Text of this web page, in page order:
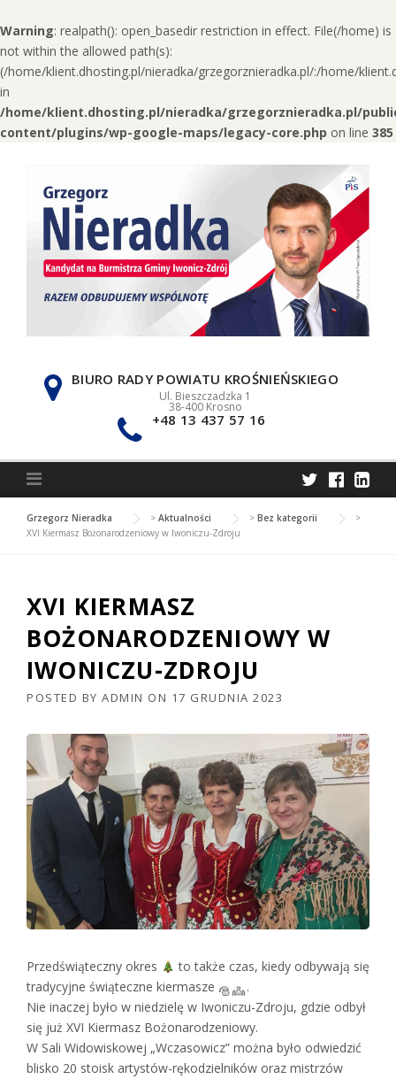
Warning: realpath(): open_basedir restriction in effect. File(/home) is
not within the allowed path(s):
(/home/klient.dhosting.pl/nieradka/grzegorznieradka.pl/:/home/
in
/home/klient.dhosting.pl/nieradka/grzegorznieradka.pl/
content/plugins/wp-google-maps/legacy-core.php on line 385
BIURO RADY POWIATU KROŚNIEŃSKIEGO
Ul. Bieszczadzka 1
38-400 Krosno
+48 13 437 57 16
Grzegorz Nieradka > Aktualności > Bez kategorii
>
XVI Kiermasz Bożonarodzeniowy w Iwoniczu-Zdroju
XVI KIERMASZ
BOŻONARODZENIOWY W
IWONICZU-ZDROJU
POSTED BY ADMIN ON 17 GRUDNIA 2023
Przedświąteczny okres
to także czas, kiedy odbywają się
tradycyjne świąteczne kiermasze
.
Nie inaczej było w niedzielę w Iwoniczu-Zdroju, gdzie odbył
się już XVI Kiermasz Bożonarodzeniowy.
W Sali Widowiskowej „Wczasowicz” można było odwiedzić
blisko 20 stoisk artystów-rękodzielników oraz mistrzów